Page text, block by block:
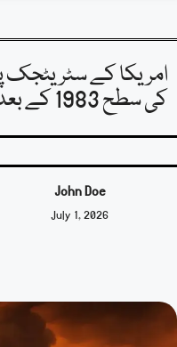
امریکا کے سٹریٹجک
کی سطح 1983 کے بعد کم ترین سطح پر پہنچ گئی
July 1, 2026